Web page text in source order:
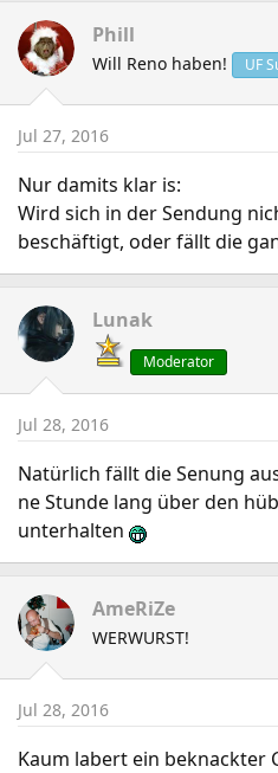
Phill
Will Reno haben! UF
Jul 27, 2016
Nur damits klar is:
Wird sich in der Sendung
beschäftigt, oder fällt die
Lunak
Moderator
Jul 28, 2016
Natürlich fällt die Senung
ne Stunde lang über den
unterhalten
AmeRiZe
WERWURST!
Jul 28, 2016
Kaum labert ein beknackter